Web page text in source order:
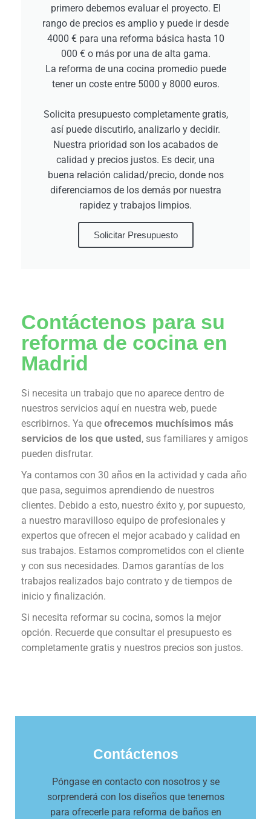
primero debemos evaluar el proyecto. El
rango de precios es amplio y puede ir desde
4000 € para una reforma básica hasta 10
000 € o más por una de alta gama.
La reforma de una cocina promedio puede
tener un coste entre 5000 y 8000 euros.
Solicita presupuesto completamente gratis,
así puede discutirlo, analizarlo y decidir.
Nuestra prioridad son los acabados de
calidad y precios justos. Es decir, una
buena relación calidad/precio, donde nos
diferenciamos de los demás por nuestra
rapidez y trabajos limpios.
Solicitar Presupuesto
Contáctenos para su
reforma de cocina en
Madrid
Si necesita un trabajo que no aparece dentro de
nuestros servicios aquí en nuestra web, puede
escribirnos. Ya que ofrecemos muchísimos más
servicios de los que usted , sus familiares y amigos
pueden disfrutar.
Ya contamos con 30 años en la actividad y cada año
que pasa, seguimos aprendiendo de nuestros
clientes. Debido a esto, nuestro éxito y, por supuesto,
a nuestro maravilloso equipo de profesionales y
expertos que ofrecen el mejor acabado y calidad en
sus trabajos. Estamos comprometidos con el cliente
y con sus necesidades. Damos garantías de los
trabajos realizados bajo contrato y de tiempos de
inicio y finalización.
Si necesita reformar su cocina, somos la mejor
opción. Recuerde que consultar el presupuesto es
completamente gratis y nuestros precios son justos.
Contáctenos
Póngase en contacto con nosotros y se
sorprenderá con los diseños que tenemos
para ofrecerle para reforma de baños en